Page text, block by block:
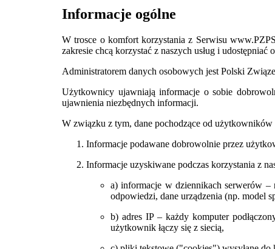
Informacje ogólne
W trosce o komfort korzystania z Serwisu
zakresie chcą korzystać z naszych usług i udostępniać
Administratorem danych osobowych jest Polski
Użytkownicy ujawniają informacje o sobie
ujawnienia niezbędnych informacji.
W związku z tym, dane pochodzące od użytkowników
Informacje podawane dobrowolnie przez
Informacje uzyskiwane podczas korzystania z
a) informacje w dziennikach serwerów –
odpowiedzi, dane urządzenia (np. model
b) adres IP – każdy komputer
użytkownik łączy się z siecią,